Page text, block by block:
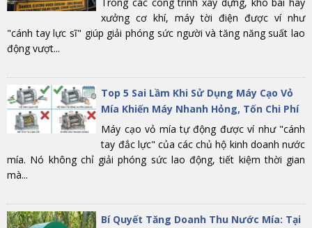
xưởng cơ khí, máy tời điện được ví như
"cánh tay lực sĩ" giúp giải phóng sức người và tăng năng suất lao
động vượt...
Top 5 Sai Lầm Khi Sử Dụng Máy Cạo Vỏ
Mía Khiến Máy Nhanh Hỏng, Tốn Chi Phí
Máy cạo vỏ mía tự động được ví như "cánh
tay đắc lực" của các chủ hộ kinh doanh nước
mía. Nó không chỉ giải phóng sức lao động, tiết kiệm thời gian
mà...
Bí Quyết Tăng Doanh Thu Nước Mía: Tại